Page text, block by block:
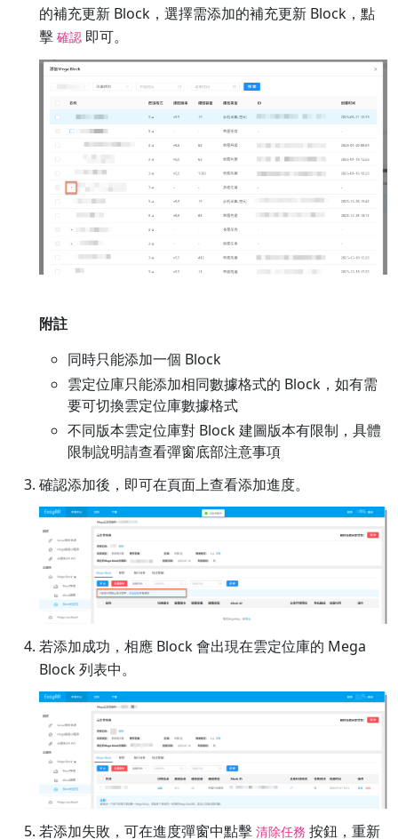
的補充更新 Block，選擇需添加的補充更新 Block，點
擊 確認 即可。
附註
同時只能添加一個 Block
雲定位庫只能添加相同數據格式的 Block，如有需
要可切換雲定位庫數據格式
不同版本雲定位庫對 Block 建圖版本有限制，具體
限制說明請查看彈窗底部注意事項
確認添加後，即可在頁面上查看添加進度。
若添加成功，相應 Block 會出現在雲定位庫的 Mega
Block 列表中。
若添加失敗，可在進度彈窗中點擊 清除任務 按鈕，重新